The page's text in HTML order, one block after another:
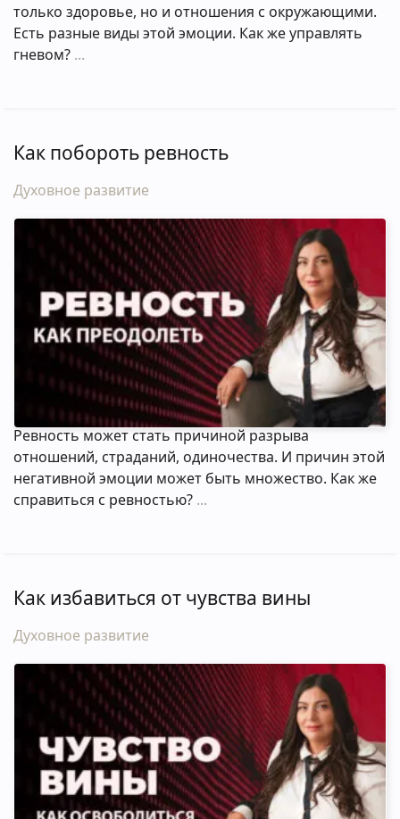
только здоровье, но и отношения с окружающими.
Есть разные виды этой эмоции. Как же управлять
гневом?
Как побороть ревность
Духовное развитие
Ревность может стать причиной разрыва
отношений, страданий, одиночества. И причин этой
негативной эмоции может быть множество. Как же
справиться с ревностью?
Как избавиться от чувства вины
Духовное развитие